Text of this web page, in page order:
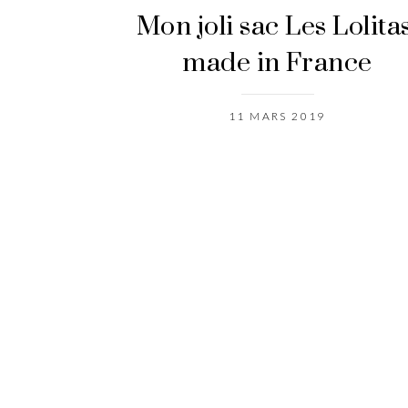
Mon joli sac Les
made in France
11 MARS 2019